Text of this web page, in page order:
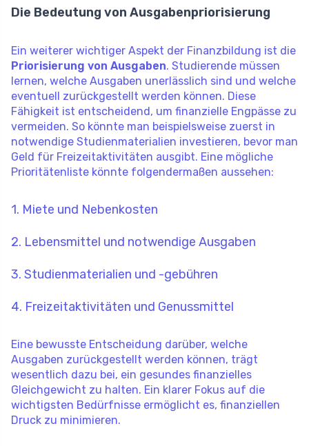
Die Bedeutung von Ausgabenpriorisierung
Ein weiterer wichtiger Aspekt der Finanzbildung ist die
Priorisierung von Ausgaben. Studierende müssen
lernen, welche Ausgaben unerlässlich sind und welche
eventuell zurückgestellt werden können. Diese
Fähigkeit ist entscheidend, um finanzielle Engpässe zu
vermeiden. So könnte man beispielsweise zuerst in
notwendige Studienmaterialien investieren, bevor man
Geld für Freizeitaktivitäten ausgibt. Eine mögliche
Prioritätenliste könnte folgendermaßen aussehen:
1. Miete und Nebenkosten
2. Lebensmittel und notwendige Ausgaben
3. Studienmaterialien und -gebühren
4. Freizeitaktivitäten und Genussmittel
Eine bewusste Entscheidung darüber, welche
Ausgaben zurückgestellt werden können, trägt
wesentlich dazu bei, ein gesundes finanzielles
Gleichgewicht zu halten. Ein klarer Fokus auf die
wichtigsten Bedürfnisse ermöglicht es, finanziellen
Druck zu minimieren.